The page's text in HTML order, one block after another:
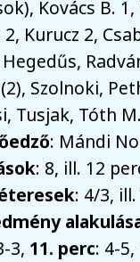
Kovács B.
2, Kurucz 2,
Szolnoki,
Tusjak, Tóth
: Mándi
: 8, ill. 12
: 4/3,
3, 11. perc: 4-5,